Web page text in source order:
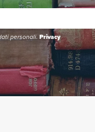
personali.Privacy